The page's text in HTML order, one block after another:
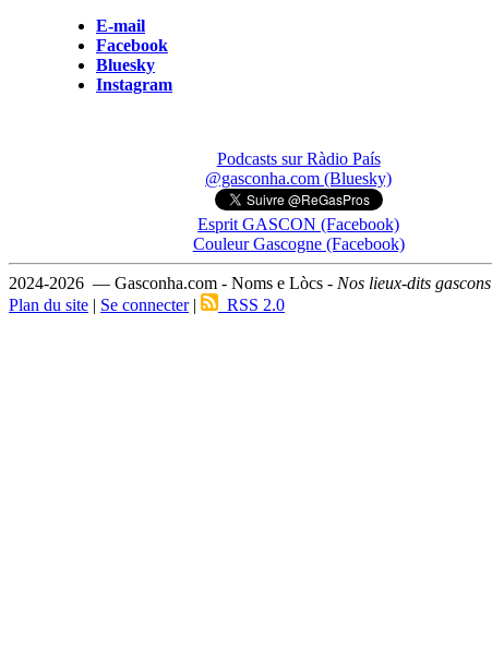
E-mail
Facebook
Bluesky
Instagram
Podcasts sur Ràdio País
@gasconha.com (Bluesky)
Esprit GASCON (Facebook)
Couleur Gascogne (Facebook)
2024-2026 — Gasconha.com - Noms e Lòcs - Nos lieux-dits gascons
Plan du site | Se connecter| RSS 2.0